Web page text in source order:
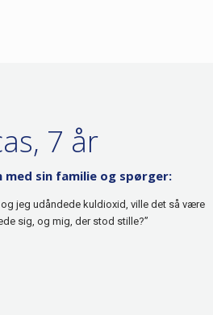
7 år
med sin familie og spørger:
jeg udåndede kuldioxid, ville det så være
sig, og mig, der stod stille?”